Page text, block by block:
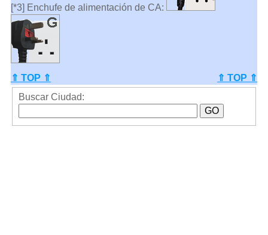
[*3] Enchufe de alimentación de CA:
⇑ TOP ⇑
⇑ TOP ⇑
Buscar Ciudad: